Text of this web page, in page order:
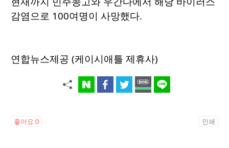
감염으로 100여명이 사망했다.
연합뉴스제공 (케이시애틀 제휴사)
좋아요 0 인쇄